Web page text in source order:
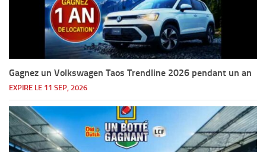
Gagnez un Volkswagen Taos Trendline 2026 pendant un an
EXPIRE LE 11 SEP, 2026